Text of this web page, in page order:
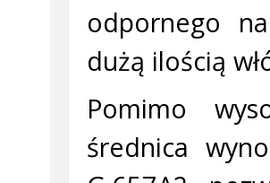
odpornego
dużą ilością
Pomimo
średnica